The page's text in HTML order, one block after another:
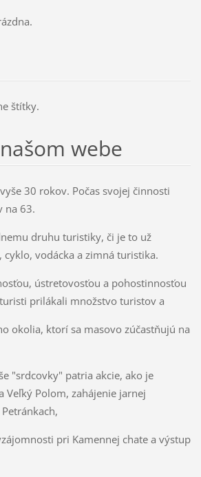
štítky.
webe
30 rokov. Počas svojej činnosti
na 63.
druhu turistiky, či je to už
cyklo, vodácka a zimná turistika.
ústretovosťou a pohostinnosťou
prilákali množstvo turistov a
okolia, ktorí sa masovo zúčastňujú na
"srdcovky" patria akcie, ako je
Veľký Polom, zahájenie jarnej
pri Kamennej chate a výstup